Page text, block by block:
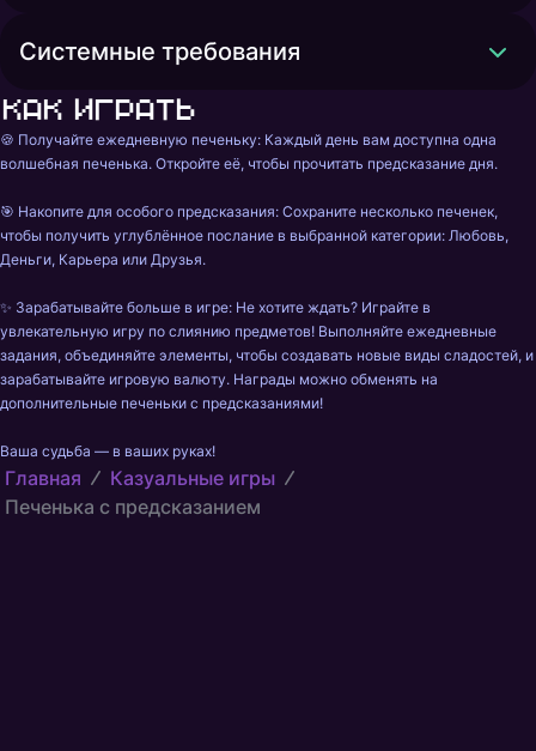
Системные требования
Как играть
🍪 Получайте ежедневную печеньку: Каждый день вам доступна одна
волшебная печенька. Откройте её, чтобы прочитать предсказание дня.
🎯 Накопите для особого предсказания: Сохраните несколько печенек,
чтобы получить углублённое послание в выбранной категории: Любовь,
Деньги, Карьера или Друзья.
✨ Зарабатывайте больше в игре: Не хотите ждать? Играйте в
увлекательную игру по слиянию предметов! Выполняйте ежедневные
задания, объединяйте элементы, чтобы создавать новые виды сладостей, и
зарабатывайте игровую валюту. Награды можно обменять на
дополнительные печеньки с предсказаниями!
Ваша судьба — в ваших руках!
Главная
Казуальные игры
Печенька с предсказанием